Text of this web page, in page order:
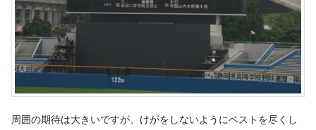
周囲の期待は大きいですが、けがをしないようにベストを尽くし